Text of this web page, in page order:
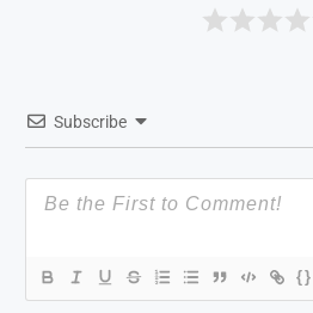
Subscribe
{}